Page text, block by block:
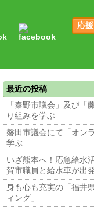
応
最近の投稿
「秦野市議会」及び「
り組みを学ぶ
磐田市議会にて「オン
学ぶ
いざ熊本へ！応急給水
賀市職員と給水車が出発
身も心も充実の「福井
ィング」